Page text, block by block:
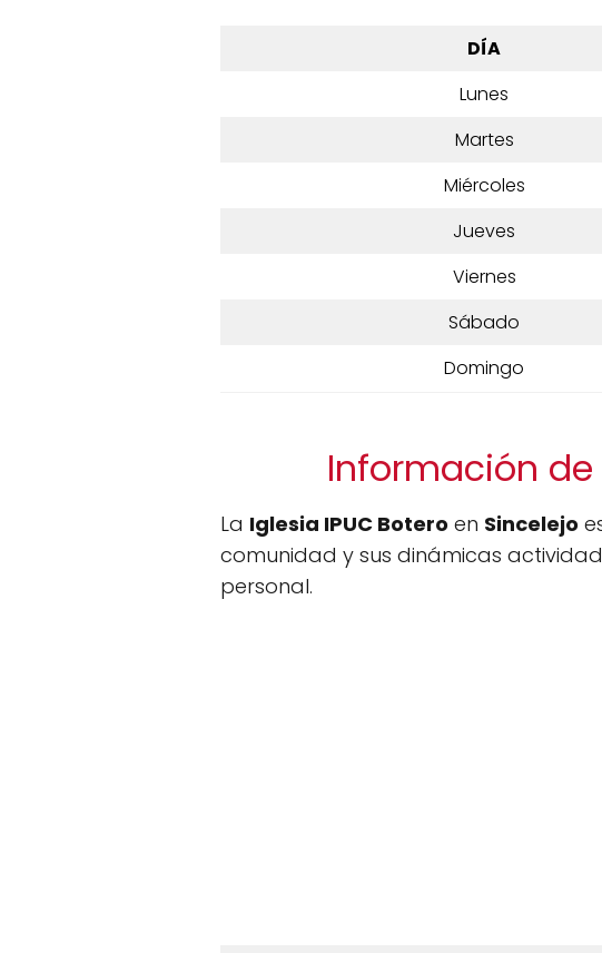
DÍA
Lunes
Martes
Miércoles
Jueves
Viernes
Sábado
Domingo
Información de
La Iglesia IPUC Botero en Sincelejo
comunidad y sus dinámicas
personal.